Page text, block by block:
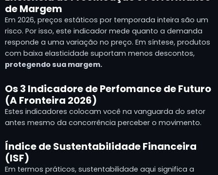
de Margem
Em 2026, preços estáticos por temporada inteira são um
risco. Por isso, este indicador mede quanto a demanda
responde a uma variação no preço. Em síntese, produtos
com baixa elasticidade suportam menos descontos,
protegendo sua margem.
Os 3 Indicadore de Perfomance de Futuro
(A Fronteira 2026)
Estes indicadores colocam você na vanguarda do setor
antes mesmo da concorrência perceber o movimento.
Índice de Sustentabilidade Financeira
(ISF)
Em termos práticos, sustentabilidade aqui significa a